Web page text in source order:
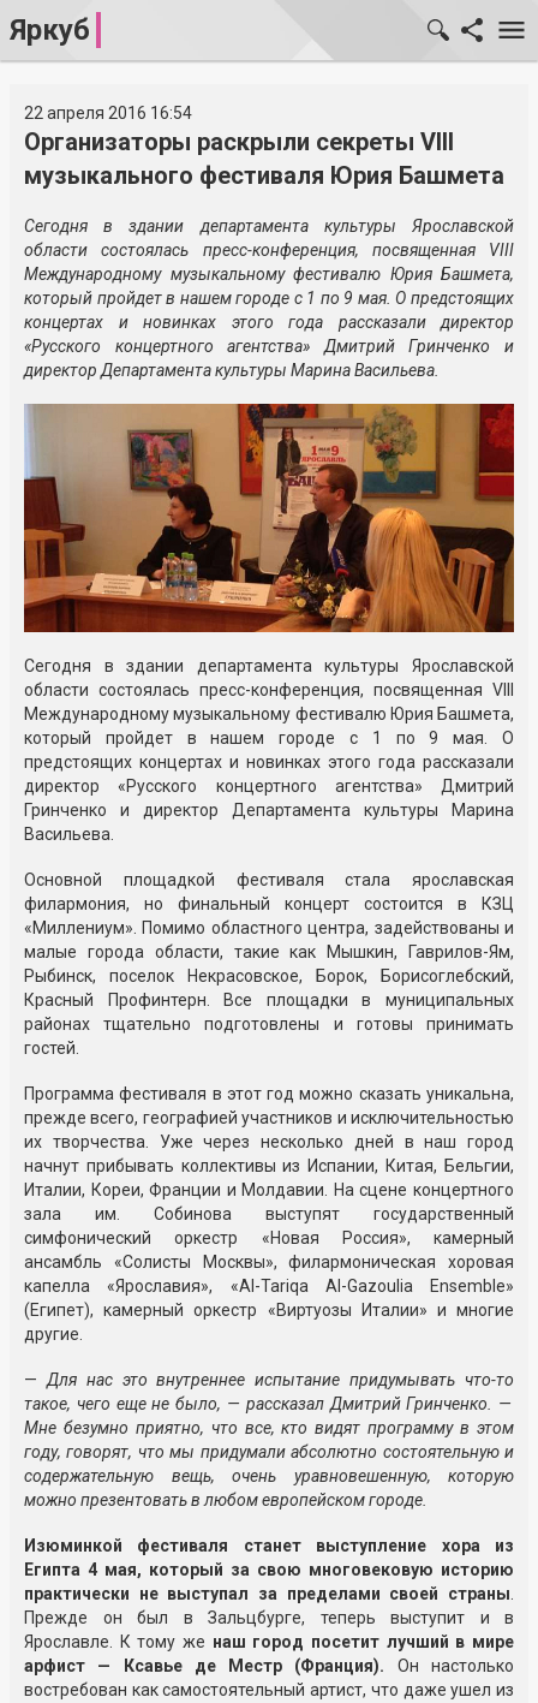
Яркуб
22 апреля 2016 16:54
Организаторы раскрыли секреты VIII
музыкального фестиваля Юрия Башмета
Сегодня в здании департамента культуры Ярославской
области состоялась пресс-конференция, посвященная VIII
Международному музыкальному фестивалю Юрия Башмета,
который пройдет в нашем городе с 1 по 9 мая. О предстоящих
концертах и новинках этого года рассказали директор
«Русского концертного агентства» Дмитрий Гринченко и
директор Департамента культуры Марина Васильева.
Сегодня в здании департамента культуры Ярославской
области состоялась пресс-конференция, посвященная VIII
Международному музыкальному фестивалю Юрия Башмета,
который пройдет в нашем городе с 1 по 9 мая. О
предстоящих концертах и новинках этого года рассказали
директор «Русского концертного агентства» Дмитрий
Гринченко и директор Департамента культуры Марина
Васильева.
Основной площадкой фестиваля стала ярославская
филармония, но финальный концерт состоится в КЗЦ
«Миллениум». Помимо областного центра, задействованы и
малые города области, такие как Мышкин,
Гаврилов-Ям,
Рыбинск, поселок Некрасовское, Борок, Борисоглебский,
Красный Профинтерн. Все площадки в муниципальных
районах тщательно подготовлены и готовы принимать
гостей.
Программа фестиваля в этот год можно сказать уникальна,
прежде всего, географией участников и исключительностью
их творчества. Уже через несколько дней в наш город
начнут прибывать коллективы из Испании, Китая, Бельгии,
Италии, Кореи, Франции и Молдавии. На сцене концертного
зала им. Собинова выступят государственный
симфонический оркестр «Новая Россия», камерный
ансамбль «Солисты Москвы», филармоническая хоровая
капелла «Ярославия», «Al-Tariqa Al-GazouliaEnsemble»
(Египет), камерный оркестр «Виртуозы Италии» и многие
другие.
—Для нас это внутреннее испытание придумывать что-то
такое, чего еще не было, — рассказал Дмитрий Гринченко. —
Мне безумно приятно, что все, кто видят программу в этом
году, говорят, что мы придумали абсолютно состоятельную и
содержательную вещь, очень уравновешенную, которую
можно презентовать в любом европейском городе.
Изюминкой фестиваля станет выступление хора из
Египта 4 мая, который за свою многовековую историю
практически не выступал за пределами своей страны.
Прежде он был в Зальцбурге, теперь выступит и в
Ярославле. К тому же наш город посетит лучший в мире
арфист — Ксавье де Местр (Франция). Он настолько
востребован как самостоятельный артист, что даже ушел из